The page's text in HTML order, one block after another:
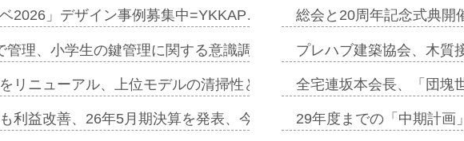
2026」デザイン事例募集中=YKKAP…
管理、小学生の鍵管理に関する意識調査=Nature…
をリニューアル、上位モデルの清掃性と安全性追加=リンナ…
利益改善、26年5月期決算を発表、今期は増収見込む=…
総会と20周年記念式典
プレハブ建築協会、木質
全宅連坂本会長、「団塊
29年度までの「中期計